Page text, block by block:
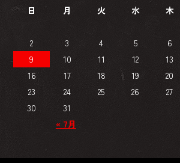
日
月 火 水 木
« 7月
2
3 4 5 6
9
10 11 12 13
16
17 18 19 20
23
24 25 26 27
30
31